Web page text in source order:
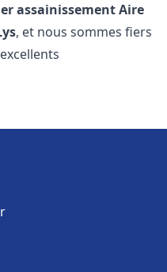
assainissementAire
, et nous sommes fiers